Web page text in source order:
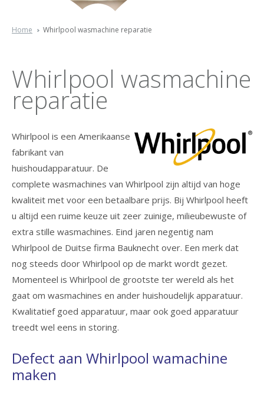
Home Whirlpool wasmachine reparatie
Whirlpool wasmachine
reparatie
Whirlpool is een Amerikaanse
fabrikant van
huishoudapparatuur. De
complete wasmachines van Whirlpool zijn altijd van hoge
kwaliteit met voor een betaalbare prijs. Bij Whirlpool heeft
u altijd een ruime keuze uit zeer zuinige, milieubewuste of
extra stille wasmachines. Eind jaren negentig nam
Whirlpool de Duitse firma Bauknecht over. Een merk dat
nog steeds door Whirlpool op de markt wordt gezet.
Momenteel is Whirlpool de grootste ter wereld als het
gaat om wasmachines en ander huishoudelijk apparatuur.
Kwalitatief goed apparatuur, maar ook goed apparatuur
treedt wel eens in storing.
Defect aan Whirlpool wamachine
maken